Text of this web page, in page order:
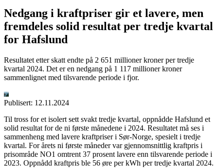
Nedgang i kraftpriser gir et lavere, men
fremdeles solid resultat per tredje kvartal
for Hafslund
Resultatet etter skatt endte på 2 651 millioner kroner per tredje
kvartal 2024. Det er en nedgang på 1 117 millioner kroner
sammenlignet med tilsvarende periode i fjor.
Publisert: 12.11.2024
Til tross for et isolert sett svakt tredje kvartal, oppnådde Hafslund et
solid resultat for de ni første månedene i 2024. Resultatet må ses i
sammenheng med lavere kraftpriser i Sør-Norge, spesielt i tredje
kvartal. For årets ni første måneder var gjennomsnittlig kraftpris i
prisområde NO1 omtrent 37 prosent lavere enn tilsvarende periode i
2023. Oppnådd kraftpris ble 56 øre per kWh per tredje kvartal 2024.